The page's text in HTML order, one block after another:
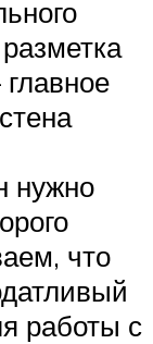
нужно
что
работы с